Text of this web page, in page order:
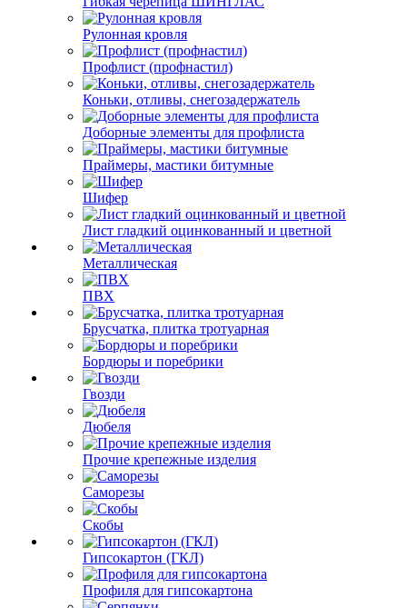
Рулонная кровля
Профлист (профнастил)
Коньки, отливы, снегозадержатель
Доборные элементы для профлиста
Праймеры, мастики битумные
Шифер
Лист гладкий оцинкованный и цветной
Металлическая
ПВХ
Брусчатка, плитка тротуарная
Бордюры и поребрики
Гвозди
Дюбеля
Прочие крепежные изделия
Саморезы
Скобы
Гипсокартон (ГКЛ)
Профиля для гипсокартона